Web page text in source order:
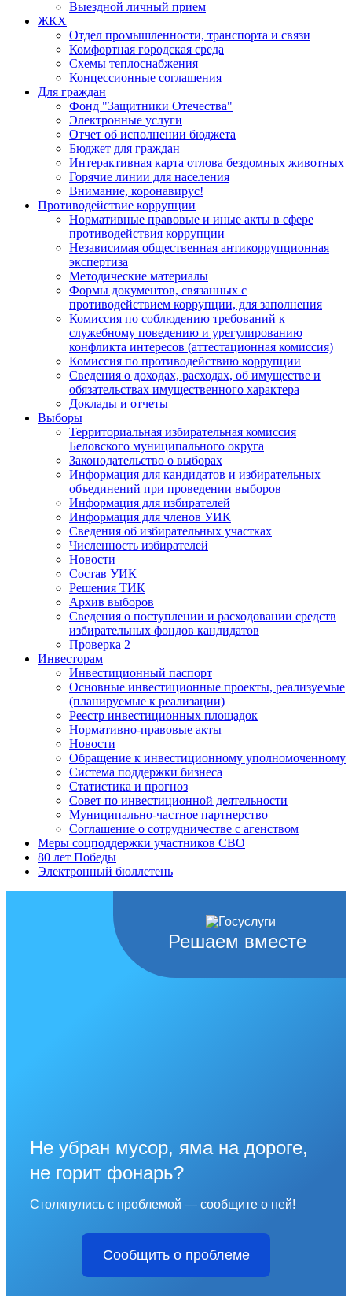
Выездной личный прием
ЖКХ
Отдел промышленности, транспорта и связи
Комфортная городская среда
Схемы теплоснабжения
Концессионные соглашения
Для граждан
Фонд "Защитники Отечества"
Электронные услуги
Отчет об исполнении бюджета
Бюджет для граждан
Интерактивная карта отлова бездомных животных
Горячие линии для населения
Внимание, коронавирус!
Противодействие коррупции
Нормативные правовые и иные акты в сфере
противодействия коррупции
Независимая общественная антикоррупционная
экспертиза
Методические материалы
Формы документов, связанных с
противодействием коррупции, для заполнения
Комиссия по соблюдению требований к
служебному поведению и урегулированию
конфликта интересов (аттестационная комиссия)
Комиссия по противодействию коррупции
Сведения о доходах, расходах, об имуществе и
обязательствах имущественного характера
Доклады и отчеты
Выборы
Территориальная избирательная комиссия
Беловского муниципального округа
Законодательство о выборах
Информация для кандидатов и избирательных
объединений при проведении выборов
Информация для избирателей
Информация для членов УИК
Сведения об избирательных участках
Численность избирателей
Новости
Состав УИК
Решения ТИК
Архив выборов
Сведения о поступлении и расходовании средств
избирательных фондов кандидатов
Проверка 2
Инвесторам
Инвестиционный паспорт
Основные инвестиционные проекты, реализуемые
(планируемые к реализации)
Реестр инвестиционных площадок
Нормативно-правовые акты
Новости
Обращение к инвестиционному уполномоченному
Система поддержки бизнеса
Статистика и прогноз
Совет по инвестиционной деятельности
Муниципально-частное партнерство
Соглашение о сотрудничестве с агенством
Меры соцподдержки участников СВО
80 лет Победы
Электронный бюллетень
Решаем вместе
Не убран мусор, яма на дороге,
не горит фонарь?
Столкнулись с проблемой — сообщите о ней!
Сообщить о проблеме